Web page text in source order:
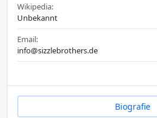
Wikipedia:
Unbekannt
Email:
info@sizzlebrothers.de
Biografie